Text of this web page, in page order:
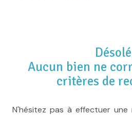
Actualités
Honoraires
Aucun bien ne
critères de
N'hésitez pas à effectuer une